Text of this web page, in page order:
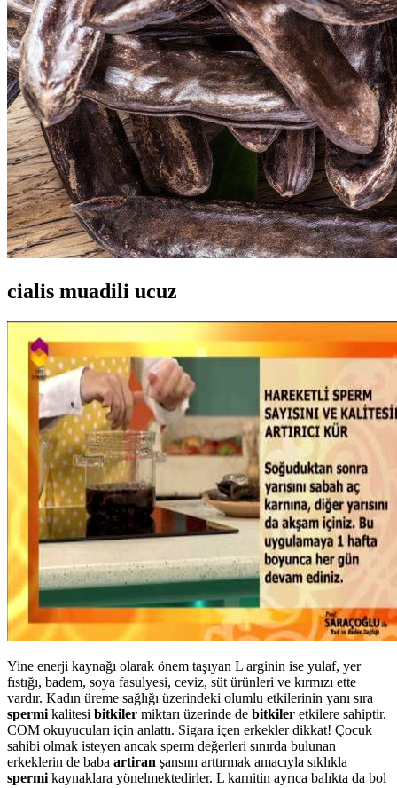
cialis muadili ucuz
Yine enerji kaynağı olarak önem taşıyan L arginin ise yulaf, yer
fıstığı, badem, soya fasulyesi, ceviz, süt ürünleri ve kırmızı ette
vardır. Kadın üreme sağlığı üzerindeki olumlu etkilerinin yanı sıra
spermi kalitesi bitkiler miktarı üzerinde de bitkiler etkilere sahiptir.
COM okuyucuları için anlattı. Sigara içen erkekler dikkat! Çocuk
sahibi olmak isteyen ancak sperm değerleri sınırda bulunan
erkeklerin de baba artiran şansını arttırmak amacıyla sıklıkla
spermi kaynaklara yönelmektedirler. L karnitin ayrıca balıkta da bol